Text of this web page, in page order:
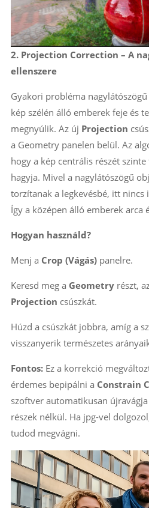
2. Projection Correction – A
ellenszere
Gyakori probléma
kép szélén álló emberek feje és
megnyúlik. Az új Projection
a Geometry panelen belül. Az
hogy a kép centrális részét
hagyja. Mivel a nagylátószögű
torzítanak a legkevésbé, itt nincs
Így a középen álló emberek arca
Hogyan használd?
Menj a Crop (Vágás)panelre.
Keresd meg a Geometryrészt,
Projection csúszkát.
Húzd a csúszkát jobbra, amíg a
visszanyerik természetes
Fontos:Ez a korrekció
érdemes bepipálni a Constrain
szoftver automatikusan
részek nélkül. Ha jpg-vel
tudod megvágni.